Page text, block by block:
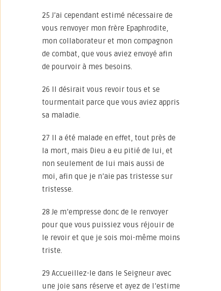
25 J’ai cependant estimé nécessaire de
vous renvoyer mon frère Epaphrodite,
mon collaborateur et mon compagnon
de combat, que vous aviez envoyé afin
de pourvoir à mes besoins.
26 Il désirait vous revoir tous et se
tourmentait parce que vous aviez appris
sa maladie.
27 Il a été malade en effet, tout près de
la mort, mais Dieu a eu pitié de lui, et
non seulement de lui mais aussi de
moi, afin que je n’aie pas tristesse sur
tristesse.
28 Je m’empresse donc de le renvoyer
pour que vous puissiez vous réjouir de
le revoir et que je sois moi-même moins
triste.
29 Accueillez-le dans le Seigneur avec
une joie sans réserve et ayez de l’estime